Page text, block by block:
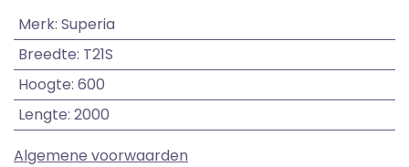
Merk: Superia
Breedte: T21S
Hoogte: 600
Lengte: 2000
Algemene voorwaarden